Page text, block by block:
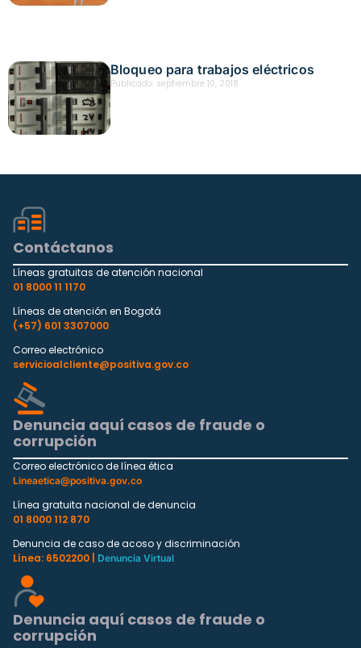
Bloqueo para trabajos eléctricos
Publicado: septiembre 10, 2018
Contáctanos
Líneas gratuitas de atención nacional
01 8000 11 1170
Líneas de atención en Bogotá
(+57) 601 3307000
Correo electrónico
servicioalcliente@positiva.gov.co
Denuncia aquí casos de fraude o
corrupción
Correo electrónico de línea ética
Lineaetica@positiva.gov.co
Línea gratuita nacional de denuncia
01 8000 112 870
Denuncia de caso de acoso y discriminación
Línea: 6502200 |
Denuncia Virtual
Denuncia aquí casos de fraude o
corrupción